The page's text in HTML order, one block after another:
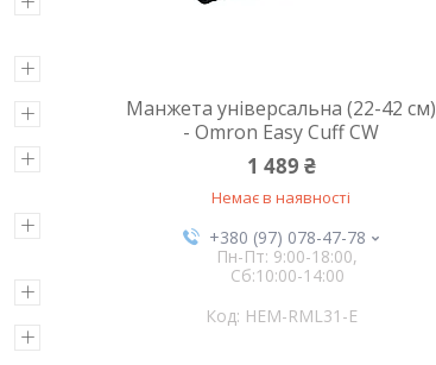
Манжета універсальна (22-42 см)
- Omron Еasy Cuff CW
1 489 ₴
Немає в наявності
+380 (97) 078-47-78
Пн-Пт: 9:00-18:00,
Сб:10:00-14:00
HEM-RML31-E